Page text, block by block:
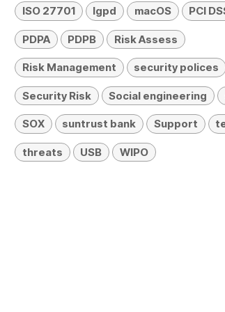
ISO 27701 lgpd macOS PCI
PDPA PDPB Risk Assess
Risk Management security polices
Security Risk Social engineering
SOX suntrust bank Support
threats USB WIPO